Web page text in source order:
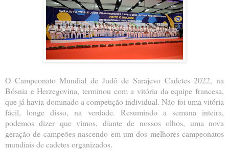
O Campeonato Mundial de Judô de Sarajevo Cadetes 2022, na
Bósnia e Herzegovina, terminou com a vitória da equipe francesa,
que já havia dominado a competição individual. Não foi uma vitória
fácil, longe disso, na verdade. Resumindo a semana inteira,
podemos dizer que vimos, diante de nossos olhos, uma nova
geração de campeões nascendo em um dos melhores campeonatos
mundiais de cadetes organizados.